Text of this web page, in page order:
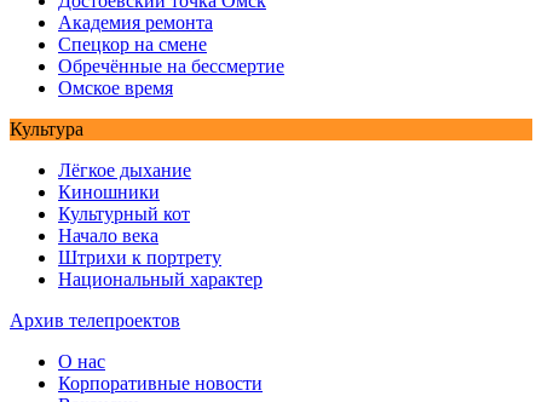
Академия ремонта
Спецкор на смене
Обречённые на бессмертие
Омское время
Культура
Лёгкое дыхание
Киношники
Культурный кот
Начало века
Штрихи к портрету
Национальный характер
Архив телепроектов
О нас
Корпоративные новости